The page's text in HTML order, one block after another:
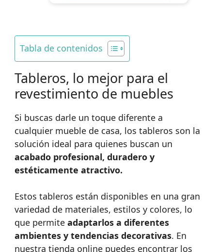
Tabla de contenidos
Tableros, lo mejor para el
revestimiento de muebles
Si buscas darle un toque diferente a
cualquier mueble de casa, los tableros son la
solución ideal para quienes buscan un
acabado profesional, duradero y
estéticamente atractivo.
Estos tableros están disponibles en una gran
variedad de materiales, estilos y colores, lo
que permite adaptarlos a diferentes
ambientes y tendencias decorativas. En
nuestra tienda online puedes encontrar los